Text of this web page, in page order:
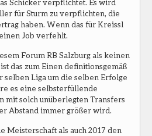
Schicker verpflichtet. Es wird
für Sturm zu verpflichten, die
haben. Wenn das für Kreissl
Job verfehlt.
Forum RB Salzburg als keinen
das zum Einen definitionsgemäß
selben Liga um die selben Erfolge
es eine selbsterfüllende
mit solch unüberlegten Transfers
Abstand immer größer wird.
Meisterschaft als auch 2017 den